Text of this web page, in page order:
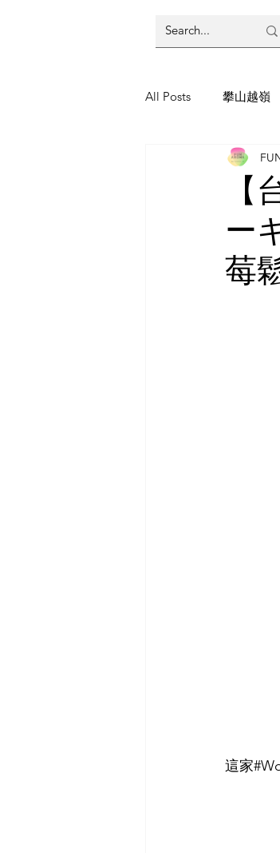
All Posts 攀山越嶺
東南亞尋香
ー
莓
這家